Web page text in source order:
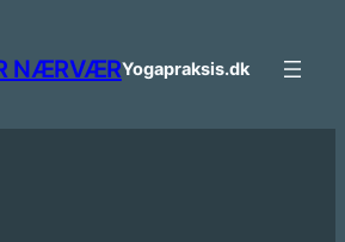
NÆRVÆRYogapraksis.dk